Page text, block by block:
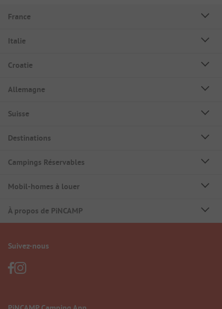
France
Italie
Croatie
Allemagne
Suisse
Destinations
Campings Réservables
Mobil-homes à louer
À propos de PiNCAMP
Suivez-nous